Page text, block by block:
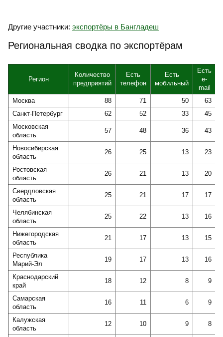
Другие участники: экспортёры в Бангладеш
Региональная сводка по экспортёрам
Регион
Количество
предприятий
Есть
телефон
Есть
мобильный
Есть
e-
mail
Москва
88 71 50
63
Санкт-Петербург
62 52 33
45
Московская
область
57 48 36 43
Новосибирская
область
26 25 13 23
Ростовская
область
26 21 13 20
Свердловская
область
25 21 17 17
Челябинская
область
25 22 13 16
Нижегородская
область
21 17 13 15
Республика
Марий-Эл
19 17 13 16
Краснодарский
край
18 12 8 9
Самарская
область
16 11 6 9
Калужская
область
12 10 9 8